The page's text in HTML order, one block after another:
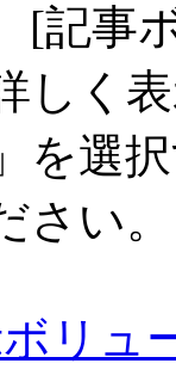
[記事
しく
を選
さい。
リュ